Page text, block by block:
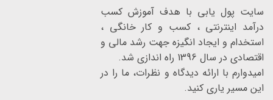
سایت پول یابی با هدف آموزش کسب
درآمد اینترنتی ، کسب و کار خانگی ،
استخدام و ایجاد انگیزه جهت رشد مالی و
اقتصادی در سال 1396 راه اندازی شد.
امیدوارم با ارائه دیدگاه و نظرات، ما را در
این مسیر یاری کنید.